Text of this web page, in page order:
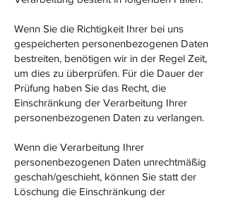
Wenn Sie die Richtigkeit Ihrer bei uns
gespeicherten personenbezogenen Daten
bestreiten, benötigen wir in der Regel Zeit,
um dies zu überprüfen. Für die Dauer der
Prüfung haben Sie das Recht, die
Einschränkung der Verarbeitung Ihrer
personenbezogenen Daten zu verlangen.
Wenn die Verarbeitung Ihrer
personenbezogenen Daten unrechtmäßig
geschah/geschieht, können Sie statt der
Löschung die Einschränkung der